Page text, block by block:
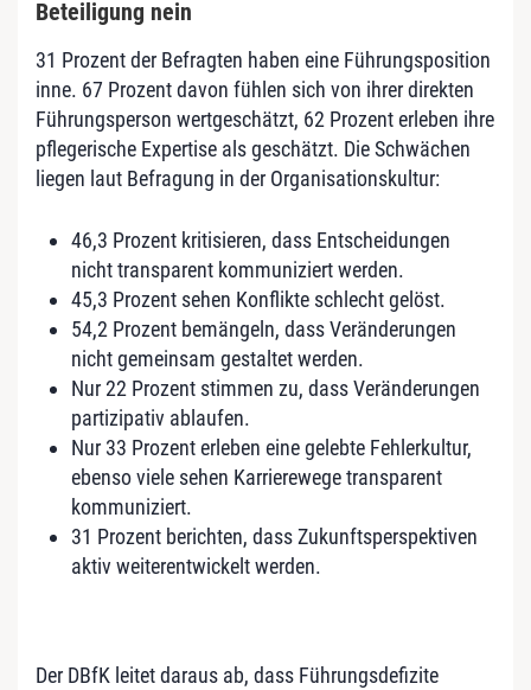
Beteiligung nein
31 Prozent der Befragten haben eine Führungsposition
inne. 67 Prozent davon fühlen sich von ihrer direkten
Führungsperson wertgeschätzt, 62 Prozent erleben ihre
pflegerische Expertise als geschätzt. Die Schwächen
liegen laut Befragung in der Organisationskultur:
46,3 Prozent kritisieren, dass Entscheidungen
nicht transparent kommuniziert werden.
45,3 Prozent sehen Konflikte schlecht gelöst.
54,2 Prozent bemängeln, dass Veränderungen
nicht gemeinsam gestaltet werden.
Nur 22 Prozent stimmen zu, dass Veränderungen
partizipativ ablaufen.
Nur 33 Prozent erleben eine gelebte Fehlerkultur,
ebenso viele sehen Karrierewege transparent
kommuniziert.
31 Prozent berichten, dass Zukunftsperspektiven
aktiv weiterentwickelt werden.
Der DBfK leitet daraus ab, dass Führungsdefizite